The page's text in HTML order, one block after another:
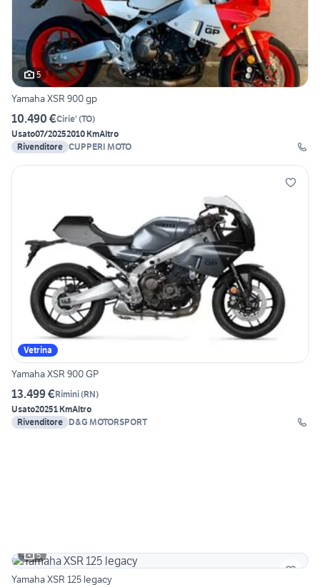
5
Yamaha XSR 900 gp
10.490 €Cirie' (TO)
Usato07/20252010 KmAltro
Rivenditore CUPPERI MOTO
Vetrina
Yamaha XSR 900 GP
13.499 €Rimini(RN)
Usato20251 KmAltro
Rivenditore D&G MOTORSPORT
5
Yamaha XSR 125 legacy